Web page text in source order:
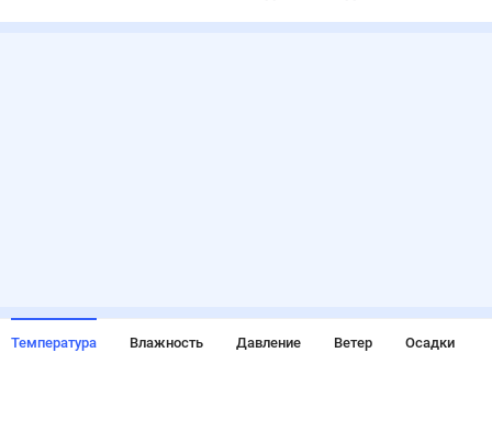
Температура Влажность Давление Ветер Осадки